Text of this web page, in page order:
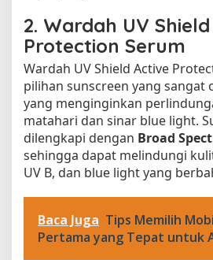
2. Wardah UV
Protection Serum
Wardah UV Shield Active
pilihan sunscreen yang sangat
yang menginginkan
matahari dan sinar blue light.
dilengkapi dengan Broad
sehingga dapat melindungi
UV B, dan blue light yang
Baca Juga Tips Memilih
Pertama yang Tepat untuk